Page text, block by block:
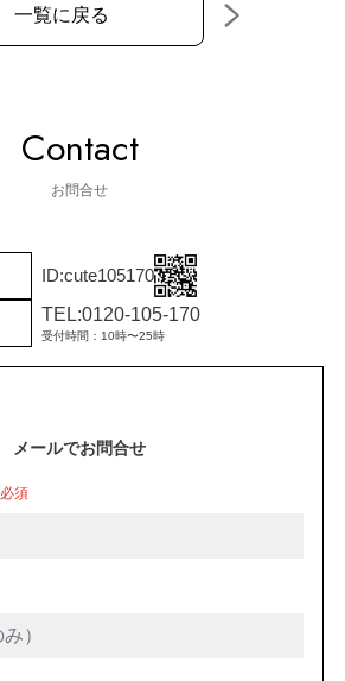
一覧に戻る
Contact
お問合せ
cute105170
TEL:0120-105-170
受付時間：10時〜25時
メールでお問合せ
必須